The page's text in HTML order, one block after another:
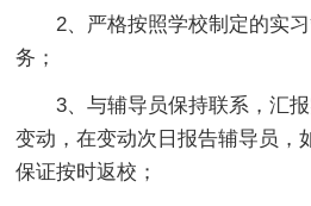
2、严格按照学校制定的实
务；
3、与辅导员保持联系，汇
变动，在变动次日报告辅导员，
保证按时返校；